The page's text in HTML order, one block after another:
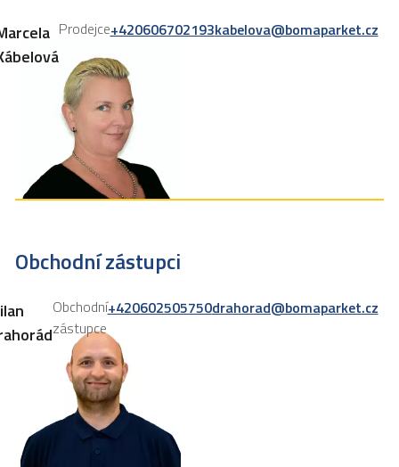
Prodejce+420606702193kabelova@bomaparket.cz
Obchodní zástupci
Obchodní
zástupce
+420602505750drahorad@bomaparket.cz